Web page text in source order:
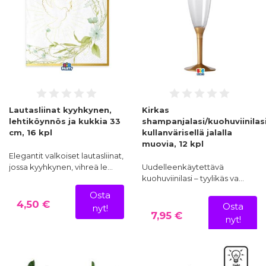
Lautasliinat kyyhkynen,
lehtiköynnös ja kukkia 33
cm, 16 kpl
Elegantit valkoiset lautasliinat,
jossa kyyhkynen, vihreä le…
4,50 €
Osta
nyt!
Kirkas
shampanjalasi/
kullanvärisellä jalalla
muovia, 12 kpl
Uudelleenkäytettävä
kuohuviinilasi – tyylikäs va…
7,95 €
Osta
nyt!